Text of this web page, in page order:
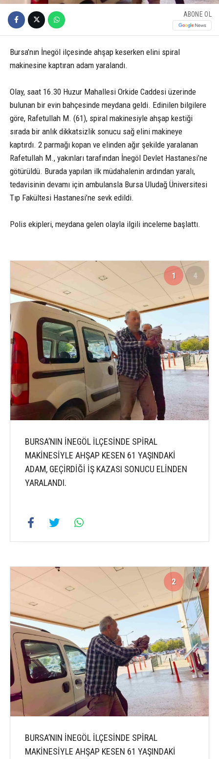
ABONE OL
Bursa’nın İnegöl ilçesinde ahşap keserken elini spiral
makinesine kaptıran adam yaralandı.
Olay, saat 16.30 Huzur Mahallesi Orkide Caddesi üzerinde
bulunan bir evin bahçesinde meydana geldi. Edinilen bilgilere
göre, Rafetullah M. (61), spiral makinesiyle ahşap kestiği
sırada bir anlık dikkatsizlik sonucu sağ elini makineye
kaptırdı. 2 parmağı kopan ve elinden ağır şekilde yaralanan
Rafetullah M., yakınları tarafından İnegöl Devlet Hastanesi’ne
götürüldü. Burada yapılan ilk müdahalenin ardından yaralı,
tedavisinin devamı için ambulansla Bursa Uludağ Üniversitesi
Tıp Fakültesi Hastanesi’ne sevk edildi.
Polis ekipleri, meydana gelen olayla ilgili inceleme başlattı.
1 4
BURSA’NIN İNEGÖL İLÇESİNDE SPİRAL
MAKİNESİYLE AHŞAP KESEN 61 YAŞINDAKİ
ADAM, GEÇİRDİĞİ İŞ KAZASI SONUCU ELİNDEN
YARALANDI.
2 4
BURSA’NIN İNEGÖL İLÇESİNDE SPİRAL
MAKİNESİYLE AHŞAP KESEN 61 YAŞINDAKİ